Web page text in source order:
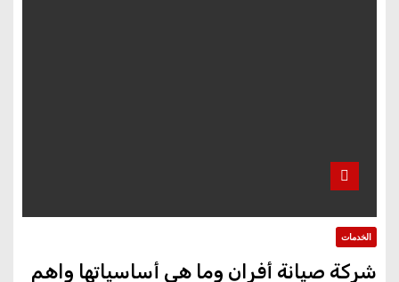
الخدمات
شركة صيانة أفران وما هي أساسياتها واهم